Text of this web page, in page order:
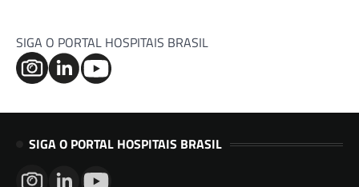
SIGA O PORTAL HOSPITAIS BRASIL
SIGA O PORTAL HOSPITAIS BRASIL